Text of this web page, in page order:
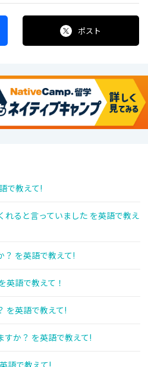
ポスト
で教えて!
れると言っていました を英語で教え
？ を英語で教えて!
英語で教えて！
を英語で教えて!
すか？ を英語で教えて!